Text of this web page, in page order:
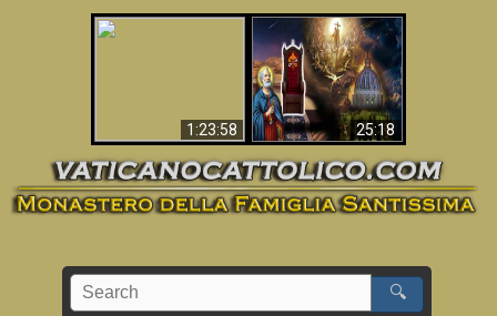
1:23:58 25:18
La Bibbia ha previsto
70 anni senza Papa?
🔍